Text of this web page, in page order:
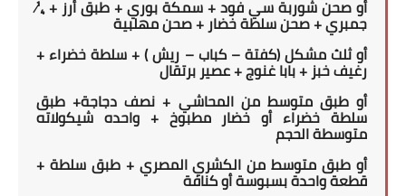
أو صحن شوربة سي فود + سمكة بوري + طبق أرز + ¼
جمبري + صحن سلطة خضار + صحن مهلبية
أو ثلث مشكل (كفتة – كباب – ريش ) + سلطة خضراء +
رغيف خبز + بابا غنوج + عصير برتقال
أو طبق متوسط من المحاشي + نصف دجاجة+ طبق
سلطة خضراء أو خضار مطبوخ + واحده شيكولاته
متوسطة الحجم
أو طبق متوسط من الكشري المصري + طبق سلطة +
قطعة واحدة بسبوسة أو كنافة